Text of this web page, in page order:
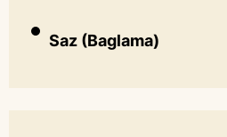
Saz (Baglama)